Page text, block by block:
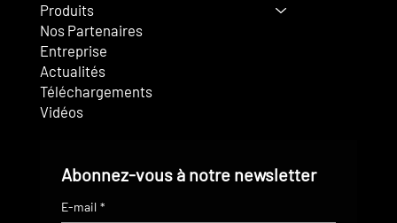
Produits
Nos Partenaires
Entreprise
Actualités
Téléchargements
Vidéos
Abonnez-vous à notre newsletter
E-mail *